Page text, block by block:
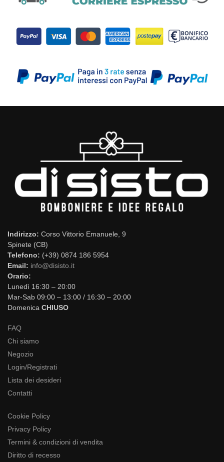
Indirizzo: Corso Vittorio Emanuele, 9
Spinete (CB)
Telefono: (+39) 0874 186 5954
Email: info@disisto.it
Orario:
Lunedì 16:30 – 20:00
Mar-Sab 09:00 – 13:00 / 16:30 – 20:00
Domenica CHIUSO
FAQ
Chi siamo
Negozio
Login/Registrati
Lista dei desideri
Contatti
Cookie Policy
Privacy Policy
Termini & condizioni di vendita
Diritto di recesso